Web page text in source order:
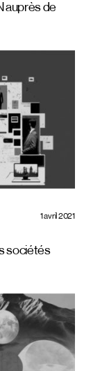
auprès de
1 avril 2021
sociétés